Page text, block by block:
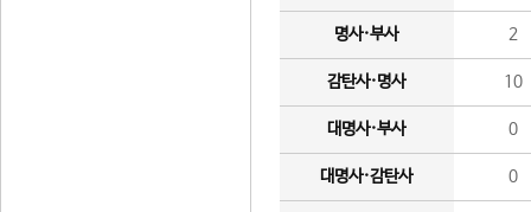
명사·부사 2
감탄사·명사 10
대명사·부사 0
대명사·감탄사 0